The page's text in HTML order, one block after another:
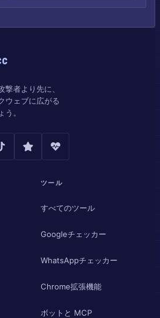
者より先に、
ウェブに広がる
。
ツール
すべてのツール
Googleチェッカー
WhatsAppチェッカー
Chrome拡張機能
ボットと MCP